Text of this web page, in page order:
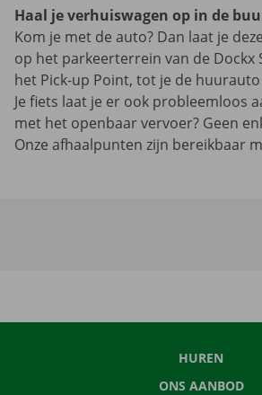
Haal je verhuiswagen op in de
Kom je met de auto? Dan laat je
op het parkeerterrein van de Dockx
het Pick-up Point, tot je de
Je fiets laat je er ook probleemloos
met het openbaar vervoer? Geen
Onze afhaalpunten zijn bereikbaar
HUREN
ONS AANBOD